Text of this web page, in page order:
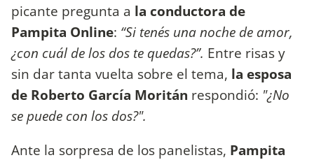
picante pregunta a la conductora de
Pampita Online: “Si tenés una noche de amor,
¿con cuál de los dos te quedas?”. Entre risas y
sin dar tanta vuelta sobre el tema, la esposa
de Roberto García Moritán respondió: "¿No
se puede con los dos?".
Ante la sorpresa de los panelistas, Pampita